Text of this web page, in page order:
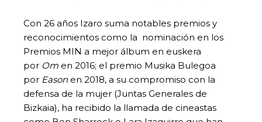
Con 26 años Izaro suma notables premios y
reconocimientos como la nominación en los
Premios MIN a mejor álbum en euskera
por Om en 2016; el premio Musika Bulegoa
por Eason en 2018, a su compromiso con la
defensa de la mujer (Juntas Generales de
Bizkaia), ha recibido la llamada de cineastas